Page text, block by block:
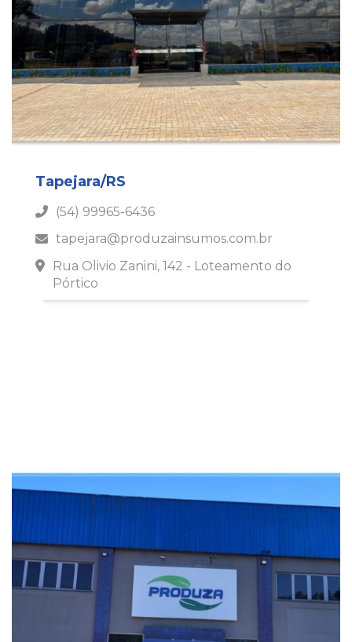
Tapejara/RS
(54) 99965-6436
tapejara@produzainsumos.com.br
Rua Olivio Zanini, 142 - Loteamento do
Pórtico